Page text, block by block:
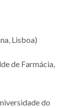
Lisboa)
de Farmácia,
do